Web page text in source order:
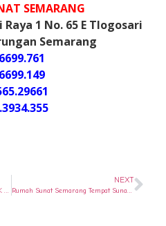
SEMARANG
1 No. 65 E Tlogosari
Semarang
NEXT